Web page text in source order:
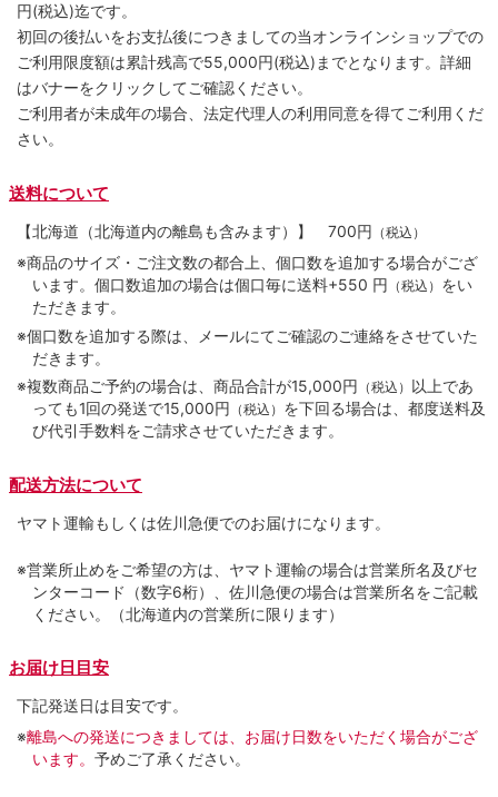
円(税込)迄です。
初回の後払いをお支払後につきましての当オンラインショップでの
ご利用限度額は累計残高で55,000円(税込)までとなります。詳細
はバナーをクリックしてご確認ください。
ご利用者が未成年の場合、法定代理人の利用同意を得てご利用くだ
さい。
送料について
【北海道（北海道内の離島も含みます）】 700円 （税込）
※商品のサイズ・ご注文数の都合上、個口数を追加する場合がござ
います。個口数追加の場合は個口毎に送料+550 円 （税込） をい
ただきます。
※個口数を追加する際は、メールにてご確認のご連絡をさせていた
だきます。
※複数商品ご予約の場合は、商品合計が15,000円
（税込）
以上であ
っても1回の発送で15,000円
（税込） を下回る場合は、都度送料及
び代引手数料をご請求させていただきます。
配送方法について
ヤマト運輸もしくは佐川急便でのお届けになります。
※営業所止めをご希望の方は、ヤマト運輸の場合は営業所名及びセ
ンターコード（数字6桁）、佐川急便の場合は営業所名をご記載
ください。（北海道内の営業所に限ります）
お届け日目安
下記発送日は目安です。
※離島への発送につきましては、お届け日数をいただく場合がござ
います。 予めご了承ください。